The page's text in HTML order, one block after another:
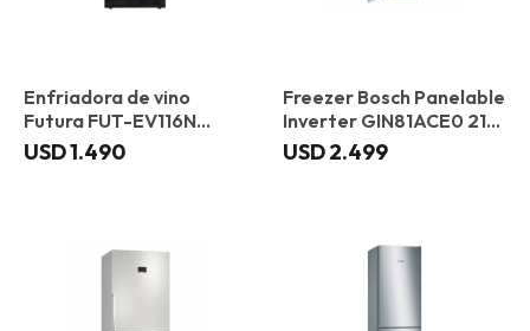
Enfriadora de vino
Futura FUT-EV116N
Vidrio Negro
USD1.490
Freezer Bosch Panelable
Inverter GIN81ACE0 212
LUSD2.499